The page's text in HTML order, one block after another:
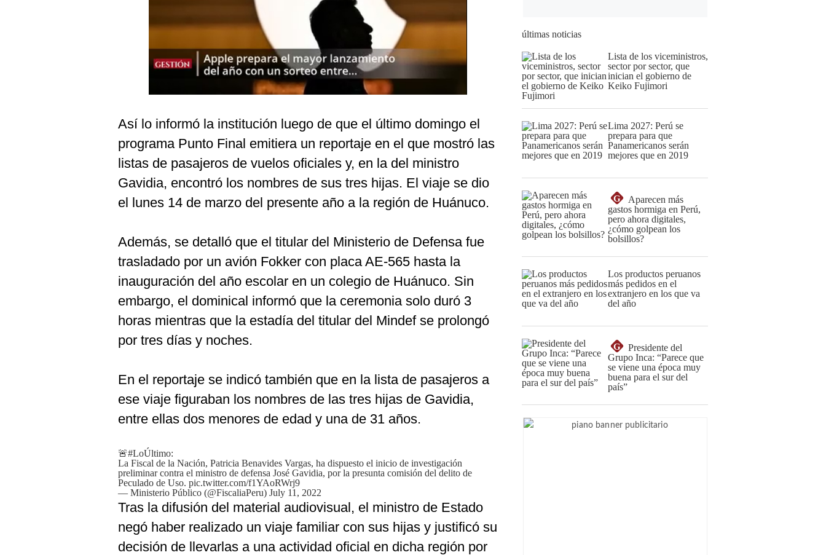
Así lo informó la institución luego de que el último domingo el
programa Punto Final emitiera un reportaje en el que mostró las
listas de pasajeros de vuelos oficiales y, en la del ministro
Gavidia, encontró los nombres de sus tres hijas. El viaje se dio
el lunes 14 de marzo del presente año a la región de Huánuco.
Además, se detalló que el titular del Ministerio de Defensa fue
trasladado por un avión Fokker con placa AE-565 hasta la
inauguración del año escolar en un colegio de Huánuco. Sin
embargo, el dominical informó que la ceremonia solo duró 3
horas mientras que la estadía del titular del Mindef se prolongó
por tres días y noches.
En el reportaje se indicó también que en la lista de pasajeros a
ese viaje figuraban los nombres de las tres hijas de Gavidia,
entre ellas dos menores de edad y una de 31 años.
🚨#LoÚltimo:
La Fiscal de la Nación, Patricia Benavides Vargas, ha dispuesto el inicio de investigación
preliminar contra el ministro de defensa José Gavidia, por la presunta comisión del delito de
Peculado de Uso. pic.twitter.com/f1YAoRWrj9
— Ministerio Público (@FiscaliaPeru) July 11, 2022
Tras la difusión del material audiovisual, el ministro de Estado
negó haber realizado un viaje familiar con sus hijas y justificó su
decisión de llevarlas a una actividad oficial en dicha región por
últimas noticias
Lista de los viceministros,
sector por sector, que
inician el gobierno de
Keiko Fujimori
Lima 2027: Perú se
prepara para que
Panamericanos serán
mejores que en 2019
G
Aparecen más
gastos hormiga en Perú,
pero ahora digitales,
¿cómo golpean los
bolsillos?
Los productos peruanos
más pedidos en el
extranjero en los que va
del año
G
Presidente del
Grupo Inca: “Parece que
se viene una época muy
buena para el sur del
país”